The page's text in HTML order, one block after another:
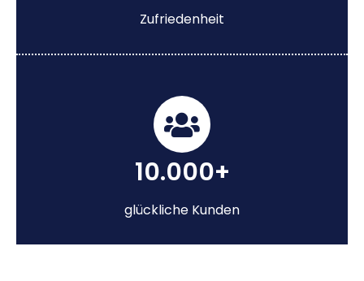
Zufriedenheit
10.000+
glückliche Kunden